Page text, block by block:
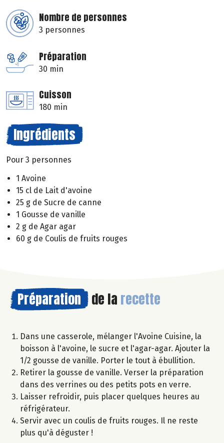
Nombre de personnes
3 personnes
Préparation
30 min
Cuisson
180 min
Ingrédients
Pour 3 personnes
1 Avoine
15 cl de Lait d'avoine
25 g de Sucre de canne
1 Gousse de vanille
2 g de Agar agar
60 g de Coulis de fruits rouges
Préparation de la recette
Dans une casserole, mélanger l'Avoine Cuisine, la
boisson à l'avoine, le sucre et l'agar-agar. Ajouter la
1/2 gousse de vanille. Porter le tout à ébullition.
Retirer la gousse de vanille. Verser la préparation
dans des verrines ou des petits pots en verre.
Laisser refroidir, puis placer quelques heures au
réfrigérateur.
Servir avec un coulis de fruits rouges. Il ne reste
plus qu'à déguster !